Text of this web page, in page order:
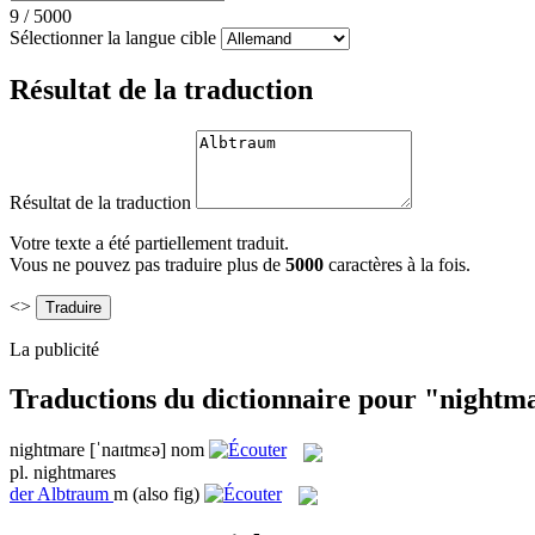
9 / 5000
Sélectionner la langue cible
Résultat de la traduction
Résultat de la traduction
Votre texte a été partiellement traduit.
Vous ne pouvez pas traduire plus de 5000 caractères à la fois.
<>
La publicité
Traductions du dictionnaire pour
nightmare [ˈnaɪtmɛə] nom
pl. nightmares
derAlbtraum m (also fig)